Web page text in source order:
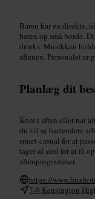
Baren har en direkte,
baren og små borde.
drinks. Musikken
aftenen. Personalet er
Planlæg dit
Kom i aften eller nat
du vil se bartendere
smart-casual for at
tager af sted for at få
aftenprogrammer.
https://
7-9 Kensington